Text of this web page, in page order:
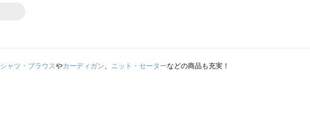
シャツ・ブラウスやカーディガン、 ニット・セーターなどの商品も充実！